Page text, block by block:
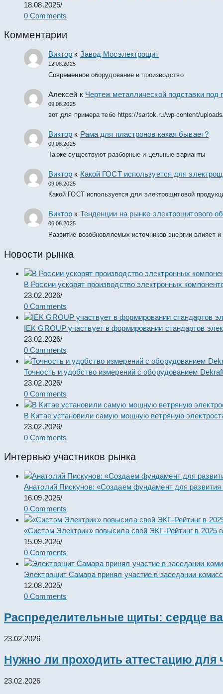
18.08.2025/
0 Comments
Комментарии
Виктор к Завод Мосэлектрощит
12.08.2025
Современное оборудование и производство
Алексей к Чертеж металлической подставки
09.08.2025
вот для примера тебе https://sartok.ru/wp-content/
Виктор к Рама для пластронов какая бывает?
09.08.2025
Также существуют разборные и цельные варианты
Виктор к Какой ГОСТ используется для
09.08.2025
Какой ГОСТ используется для электрощитовой
Виктор к Тенденции на рынке электрощитового
06.08.2025
Развитие возобновляемых источников энергии влияет
Новости рынка
В России ускорят производство электронных
23.02.2026/
0 Comments
IEK GROUP участвует в формировании стандартов
23.02.2026/
0 Comments
Точность и удобство измерений с оборудованием
23.02.2026/
0 Comments
В Китае установили самую мощную ветряную
23.02.2026/
0 Comments
Интервью участников рынка
Анатолий Пискунов: «Создаем фундамент для развития
16.09.2025/
0 Comments
«Систэм Электрик» повысила свой ЭКГ-Рейтинг в 2025
15.09.2025/
0 Comments
Электрощит Самара принял участие в заседании
12.08.2025/
0 Comments
Распределительные щиты: сердце
23.02.2026
Нужно ли проходить аттестацию для
23.02.2026